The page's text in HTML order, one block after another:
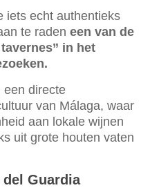
iets echt authentieks
te raden een van de
in het
een directe
van Málaga, waar
aan lokale wijnen
uit grote houten vaten
del Guardia